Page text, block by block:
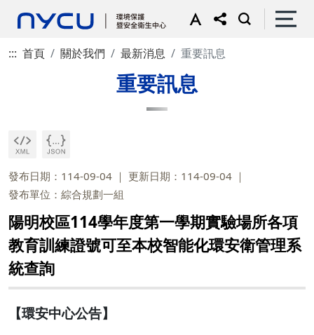
::: 首頁 關於我們 最新消息 重要訊息
重要訊息
發布日期：114-09-04
更新日期：114-09-04
發布單位：綜合規劃一組
陽明校區114學年度第一學期實驗場所各項
教育訓練證號可至本校智能化環安衛管理系
統查詢
【環安中心公告】